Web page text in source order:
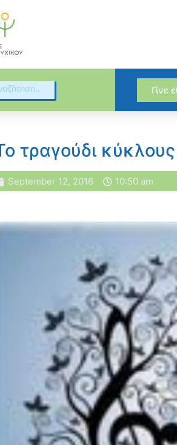
Γίνε
τραγούδι
September 12, 2016 10:50 am